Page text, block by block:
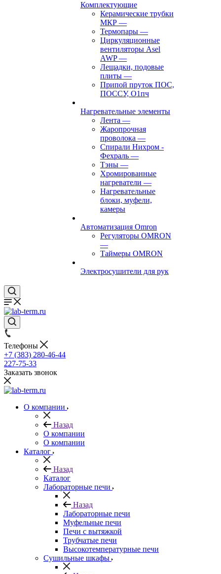
Комплектующие
Керамические трубки
МКР —
Термопары —
Циркуляционные
вентиляторы Asel
AWP—
Лещадки, подовые
плиты —
Припой пруток ПОС,
ПОССУ, О1пч
Нагревательные элементы
Лента —
Жаропрочная
проволока —
Спирали Нихром -
Фехраль —
Тэны —
Хромированные
нагреватели —
Нагревательные
блоки, муфели,
камеры
Автоматизация Omron
Регуляторы OMRON
—
Таймеры OMRON
Электросушители для рук
Телефоны
+7 (383) 280-46-44
227-75-33
Заказать звонок
О компании
Назад
О компании
О компании
Каталог
Назад
Каталог
Лабораторные печи
Назад
Лабораторные печи
Муфельные печи
Печи с вытяжкой
Трубчатые печи
Высокотемпературные печи
Сушильные шкафы